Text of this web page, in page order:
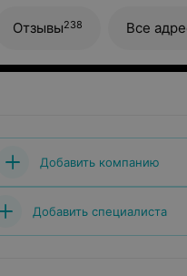
Отзывы238 Все
Добавить компанию
Добавить специалиста